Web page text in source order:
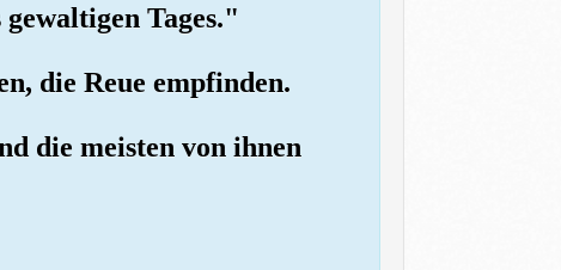
Tages."
die Reue empfinden.
die meisten von ihnen